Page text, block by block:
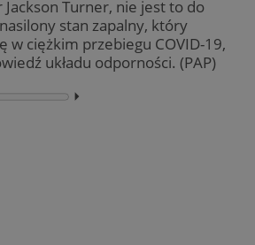
Turner, nie jest to do
stan zapalny, który
w ciężkim przebiegu COVID-19,
układu odporności. (PAP)
⏵︎